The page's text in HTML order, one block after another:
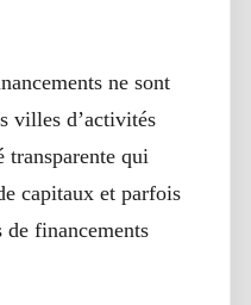
ne sont
villes d’activités
transparente qui
capitaux et parfois
de financements